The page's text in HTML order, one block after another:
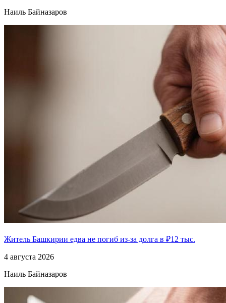
Наиль Байназаров
Житель Башкирии едва не погиб из-за долга в ₽12 тыс.
4 августа 2026
Наиль Байназаров